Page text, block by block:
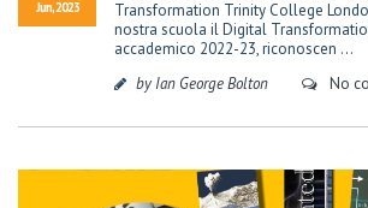
Jun, 2023
Transformation Trinity College
nostra scuola il Digital
accademico 2022-23, riconoscen ...
by Ian George Bolton
No